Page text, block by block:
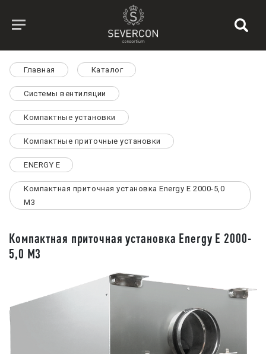
Главная Каталог
Системы вентиляции
Компактные установки
Компактные приточные установки
ENERGY E
Компактная приточная установка Energy E 2000-5,0
M3
Компактная приточная установка Energy E 2000-
5,0 M3